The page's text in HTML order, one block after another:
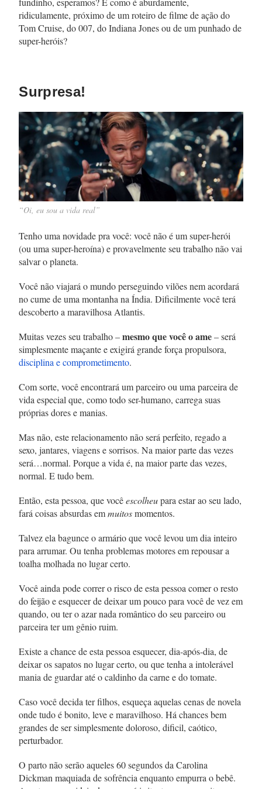
ridiculamente, próximo de um roteiro de filme de ação do
Tom Cruise, do 007, do Indiana Jones ou de um punhado de
super-heróis?
Surpresa!
“Oi, eu sou a vida real”
Tenho uma novidade pra você: você não é um super-herói
(ou uma super-heroína) e provavelmente seu trabalho não vai
salvar o planeta.
Você não viajará o mundo perseguindo vilões nem acordará
no cume de uma montanha na Índia. Dificilmente você terá
descoberto a maravilhosa Atlantis.
Muitas vezes seu trabalho –mesmo que você o ame– será
simplesmente maçante e exigirá grande força propulsora,
disciplina e comprometimento.
Com sorte, você encontrará um parceiro ou uma parceira de
vida especial que, como todo ser-humano, carrega suas
próprias dores e manias.
Mas não, este relacionamento não será perfeito, regado a
sexo, jantares, viagens e sorrisos. Na maior parte das vezes
será…normal. Porque a vida é, na maior parte das vezes,
normal. E tudo bem.
Então, esta pessoa, que vocêescolheupara estar ao seu lado,
fará coisas absurdas emmuitosmomentos.
Talvez ela bagunce o armário que você levou um dia inteiro
para arrumar. Ou tenha problemas motores em repousar a
toalha molhada no lugar certo.
Você ainda pode correr o risco de esta pessoa comer o resto
do feijão e esquecer de deixar um pouco para você de vez em
quando, ou ter o azar nada romântico do seu parceiro ou
parceira ter um gênio ruim.
Existe a chance de esta pessoa esquecer, dia-após-dia, de
deixar os sapatos no lugar certo, ou que tenha a intolerável
mania de guardar até o caldinho da carne e do tomate.
Caso você decida ter filhos, esqueça aquelas cenas de novela
onde tudo é bonito, leve e maravilhoso. Há chances bem
grandes de ser simplesmente doloroso, dificil, caótico,
perturbador.
O parto não serão aqueles 60 segundos da Carolina
Dickman maquiada de sofrência enquanto empurra o bebê.